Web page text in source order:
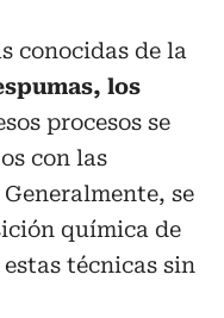
conocidas de la
los
procesos se
con las
se
química de
técnicas sin